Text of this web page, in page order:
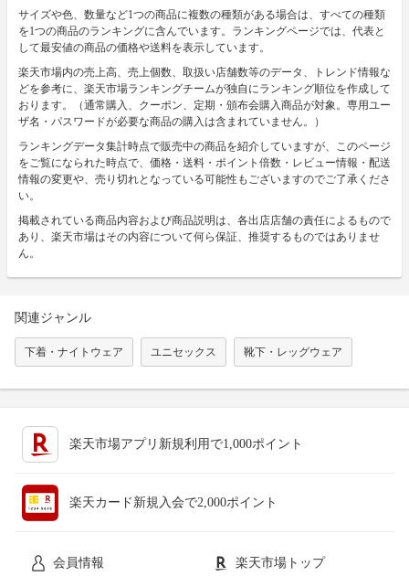
サイズや色、数量など1つの商品に複数の種類がある場合は、すべての種類
を1つの商品のランキングに含んでいます。ランキングページでは、代表と
して最安値の商品の価格や送料を表示しています。
楽天市場内の売上高、売上個数、取扱い店舗数等のデータ、トレンド情報な
どを参考に、楽天市場ランキングチームが独自にランキング順位を作成して
おります。（通常購入、クーポン、定期・頒布会購入商品が対象。専用ユー
ザ名・パスワードが必要な商品の購入は含まれていません。）
ランキングデータ集計時点で販売中の商品を紹介していますが、このページ
をご覧になられた時点で、価格・送料・ポイント倍数・レビュー情報・配送
情報の変更や、売り切れとなっている可能性もございますのでご了承くださ
い。
掲載されている商品内容および商品説明は、各出店店舗の責任によるもので
あり、楽天市場はその内容について何ら保証、推奨するものではありませ
ん。
関連ジャンル
下着・ナイトウェア ユニセックス 靴下・レッグウェア
楽天市場アプリ新規利用で1,000ポイント
楽天カード新規入会で2,000ポイント
会員情報 楽天市場トップ